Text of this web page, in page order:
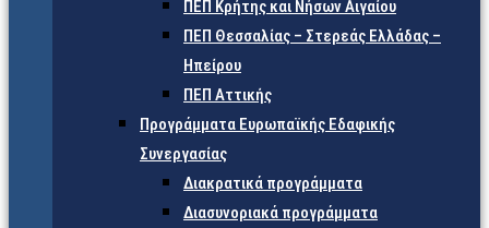
ΠΕΠ Κρήτης και Νήσων Αιγαίου
ΠΕΠ Θεσσαλίας – Στερεάς Ελλάδας –
Ηπείρου
ΠΕΠ Αττικής
Προγράμματα Ευρωπαϊκής Εδαφικής
Συνεργασίας
Διακρατικά προγράμματα
Διασυνοριακά προγράμματα